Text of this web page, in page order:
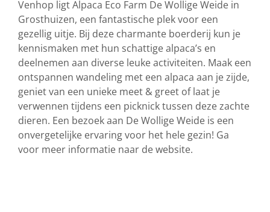
Venhop ligt Alpaca Eco Farm De Wollige Weide in
Grosthuizen, een fantastische plek voor een
gezellig uitje. Bij deze charmante boerderij kun je
kennismaken met hun schattige alpaca’s en
deelnemen aan diverse leuke activiteiten. Maak een
ontspannen wandeling met een alpaca aan je zijde,
geniet van een unieke meet & greet of laat je
verwennen tijdens een picknick tussen deze zachte
dieren. Een bezoek aan De Wollige Weide is een
onvergetelijke ervaring voor het hele gezin! Ga
voor meer informatie naar de website.